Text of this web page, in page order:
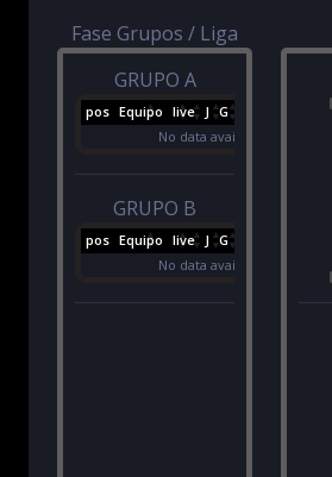
Fase Grupos / Liga
GRUPO A
pos Equipo live J G
No data available in table
GRUPO B
pos Equipo live J G
No data available in table